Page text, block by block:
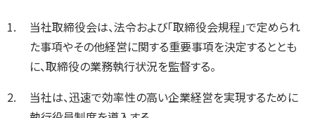
当社取締役会は、法令および「取締役会規程」で定められ
た事項やその他経営に関する重要事項を決定するととも
に、取締役の業務執行状況を監督する。
当社は、迅速で効率性の高い企業経営を実現するために